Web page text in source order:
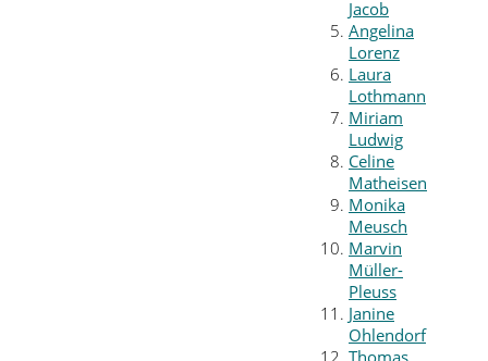
Jacob
Angelina
Lorenz
Laura
Lothmann
Miriam
Ludwig
Celine
Matheisen
Monika
Meusch
Marvin
Müller-
Pleuss
Janine
Ohlendorf
Thomas